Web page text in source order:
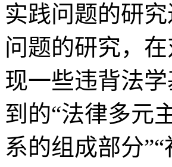
实践问题的研
问题的研究，
现一些违背法
到的“法律多元
系的组成部分